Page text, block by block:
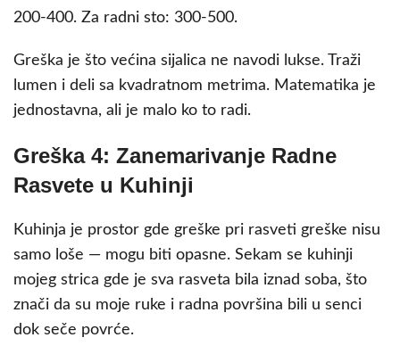
200-400. Za radni sto: 300-500.
Greška je što većina sijalica ne navodi lukse. Traži
lumen i deli sa kvadratnom metrima. Matematika je
jednostavna, ali je malo ko to radi.
Greška 4: Zanemarivanje Radne
Rasvete u Kuhinji
Kuhinja je prostor gde greške pri rasveti greške nisu
samo loše — mogu biti opasne. Sekam se kuhinji
mojeg strica gde je sva rasveta bila iznad soba, što
znači da su moje ruke i radna površina bili u senci
dok seče povrće.